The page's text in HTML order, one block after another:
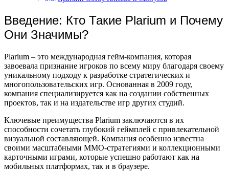
Введение: Кто Такие Plarium и Почему
Они Значимы?
Plarium – это международная гейм-компания, которая
завоевала признание игроков по всему миру благодаря своему
уникальному подходу к разработке стратегических и
многопользовательских игр. Основанная в 2009 году,
компания специализируется как на создании собственных
проектов, так и на издательстве игр других студий.
Ключевые преимущества Plarium заключаются в их
способности сочетать глубокий геймплей с привлекательной
визуальной составляющей. Компания особенно известна
своими масштабными MMO-стратегиями и коллекционными
карточными играми, которые успешно работают как на
мобильных платформах, так и в браузере.